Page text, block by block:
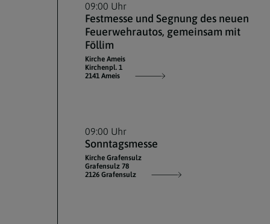
09:00 Uhr
Festmesse und Segnung des neuen
Feuerwehrautos, gemeinsam mit
Föllim
Kirche Ameis
Kirchenpl. 1
2141 Ameis
09:00 Uhr
Sonntagsmesse
Kirche Grafensulz
Grafensulz 78
2126 Grafensulz